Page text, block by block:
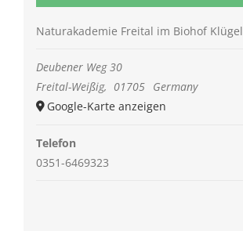
Naturakademie Freital im Biohof Klügel
Deubener Weg 30
Freital-Weißig, 01705 Germany
Google-Karte anzeigen
Telefon
0351-6469323